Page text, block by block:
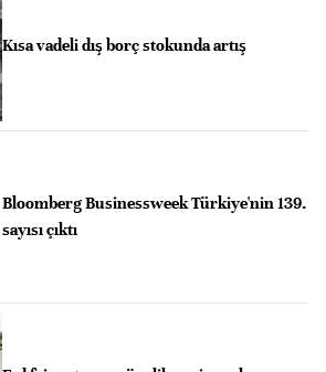
Kısa vadeli dış borç stokunda artış
Bloomberg Businessweek Türkiye'nin 139.
sayısı çıktı